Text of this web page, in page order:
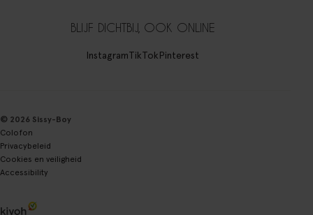
BLIJF DICHTBIJ, OOK ONLINE
InstagramTikTokPinterest
© 2026 Sissy-Boy
Colofon
Privacybeleid
Cookies en veiligheid
Accessibility